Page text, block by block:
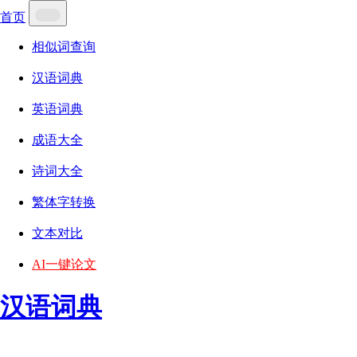
首页
相似词查询
汉语词典
英语词典
成语大全
诗词大全
繁体字转换
文本对比
AI一键论文
汉语词典